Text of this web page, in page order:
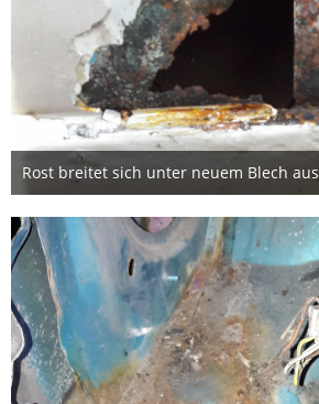
Rost breitet sich unter neuem Blech aus
29. April 2019
1